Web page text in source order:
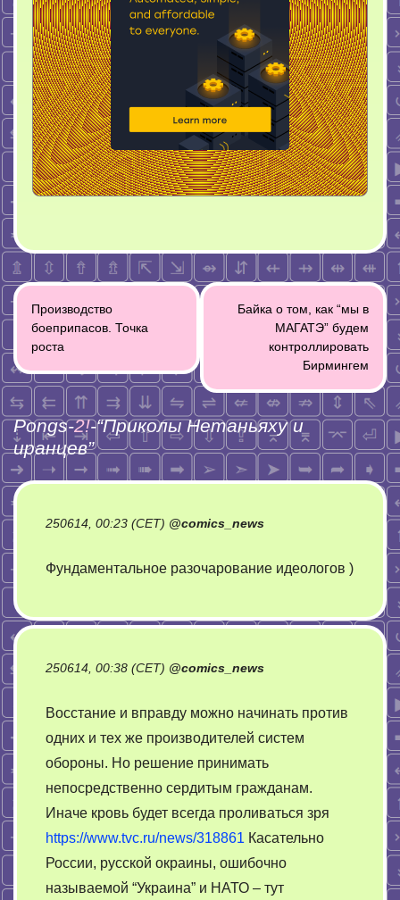
Post
navigation
Производство
боеприпасов. Точка
роста
Байка о том, как “мы в
МАГАТЭ” будем
контроллировать
Бирмингем
Pongs-2!-“Приколы Нетаньяху и
иранцев”
250614, 00:23 (CET) @comics_news
Фундаментальное разочарование идеологов )
250614, 00:38 (CET) @comics_news
Восстание и вправду можно начинать против
одних и тех же производителей систем
обороны. Но решение принимать
непосредственно сердитым гражданам.
Иначе кровь будет всегда проливаться зря
https://www.tvc.ru/news/318861 Касательно
России, русской окраины, ошибочно
называемой “Украина” и НАТО – тут